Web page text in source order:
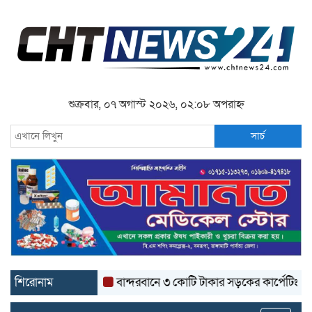
শুক্রবার, ০৭ অগাস্ট ২০২৬, ০২:০৮ অপরাহ্ন
সার্চ
শিরোনাম বান্দরবানে ৩ কোটি টাকার সড়কের কার্পেটিং উঠে